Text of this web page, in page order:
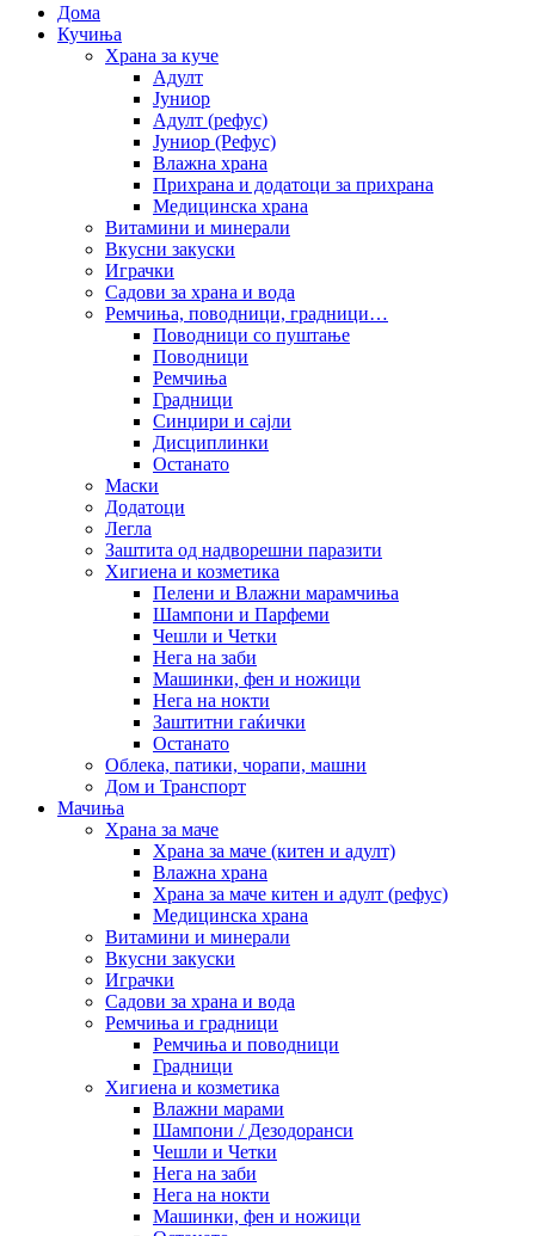
Дома
Кучиња
Храна за куче
Адулт
Јуниор
Адулт (рефус)
Јуниор (Рефус)
Влажна храна
Прихрана и додатоци за прихрана
Медицинска храна
Витамини и минерали
Вкусни закуски
Играчки
Садови за храна и вода
Ремчиња, поводници, градници…
Поводници со пуштање
Поводници
Ремчиња
Градници
Синџири и сајли
Дисциплинки
Останато
Маски
Додатоци
Легла
Заштита од надворешни паразити
Хигиена и козметика
Пелени и Влажни марамчиња
Шампони и Парфеми
Чешли и Четки
Нега на заби
Машинки, фен и ножици
Нега на нокти
Заштитни гаќички
Останато
Облека, патики, чорапи, машни
Дом и Транспорт
Мачиња
Храна за маче
Храна за маче (китен и адулт)
Влажна храна
Храна за маче китен и адулт (рефус)
Медицинска храна
Витамини и минерали
Вкусни закуски
Играчки
Садови за храна и вода
Ремчиња и градници
Ремчиња и поводници
Градници
Хигиена и козметика
Влажни марами
Шампони / Дезодоранси
Чешли и Четки
Нега на заби
Нега на нокти
Машинки, фен и ножици